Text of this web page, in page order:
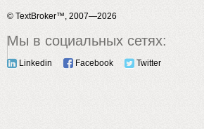
© TextBroker™, 2007—2026
Мы в социальных сетях:
Linkedin Facebook Twitter